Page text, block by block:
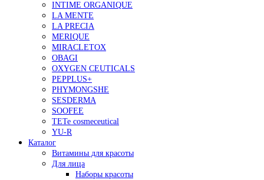
INTIME ORGANIQUE
LA MENTE
LA PRECIA
MERIQUE
MIRACLETOX
OBAGI
OXYGEN CEUTICALS
PEPPLUS+
PHYMONGSHE
SESDERMA
SOOFEE
TETe cosmeceutical
YU-R
Каталог
Витамины для красоты
Для лица
Наборы красоты